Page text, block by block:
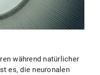
während natürlicher
es, die neuronalen